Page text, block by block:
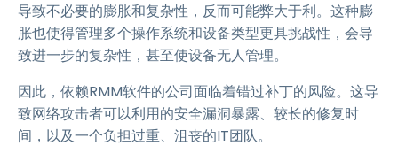
导致不必要的膨胀和复杂性，反而可能弊大于利。这种膨
胀也使得管理多个操作系统和设备类型更具挑战性，会导
致进一步的复杂性，甚至使设备无人管理。
因此，依赖RMM软件的公司面临着错过补丁的风险。这导
致网络攻击者可以利用的安全漏洞暴露、较长的修复时
间，以及一个负担过重、沮丧的IT团队。